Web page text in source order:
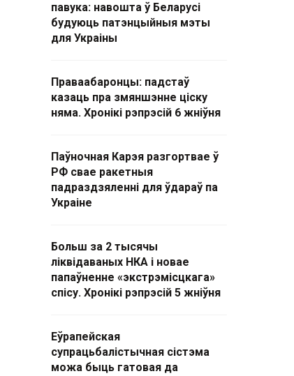
павука: навошта ў Беларусі
будуюць патэнцыйныя мэты
для Украіны
Праваабаронцы: падстаў
казаць пра змяншэнне ціску
няма. Хронікі рэпрэсій 6 жніўня
Паўночная Карэя разгортвае ў
РФ свае ракетныя
падраздзяленні для ўдараў па
Украіне
Больш за 2 тысячы
ліквідаваных НКА і новае
папаўненне «экстрэмісцкага»
спісу. Хронікі рэпрэсій 5 жніўня
Еўрапейская
супрацьбалістычная сістэма
можа быць гатовая да